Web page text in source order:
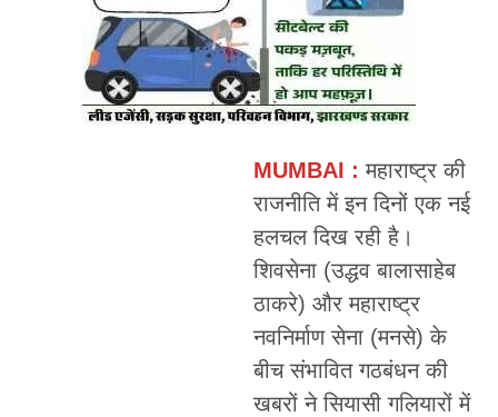
MUMBAI : महाराष्ट्र की
राजनीति में इन दिनों एक नई
हलचल दिख रही है।
शिवसेना (उद्धव बालासाहेब
ठाकरे) और महाराष्ट्र
नवनिर्माण सेना (मनसे) के
बीच संभावित गठबंधन की
खबरों ने सियासी गलियारों में